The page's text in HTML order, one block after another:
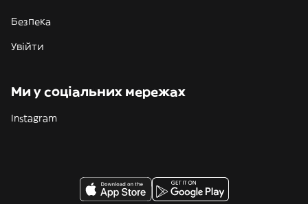
Безпека
Увійти
Ми у соціальних мережах
Instagram